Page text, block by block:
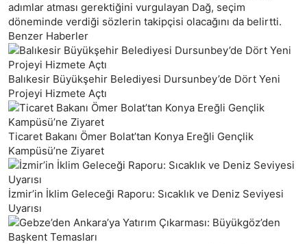
adımlar atması gerektiğini vurgulayan Dağ, seçim
döneminde verdiği sözlerin takipçisi olacağını da belirtti.
Benzer Haberler
Balıkesir Büyükşehir Belediyesi Dursunbey’de Dört Yeni
Projeyi Hizmete Açtı
Ticaret Bakanı Ömer Bolat’tan Konya Ereğli Gençlik
Kampüsü’ne Ziyaret
İzmir’in İklim Geleceği Raporu: Sıcaklık ve Deniz Seviyesi
Uyarısı